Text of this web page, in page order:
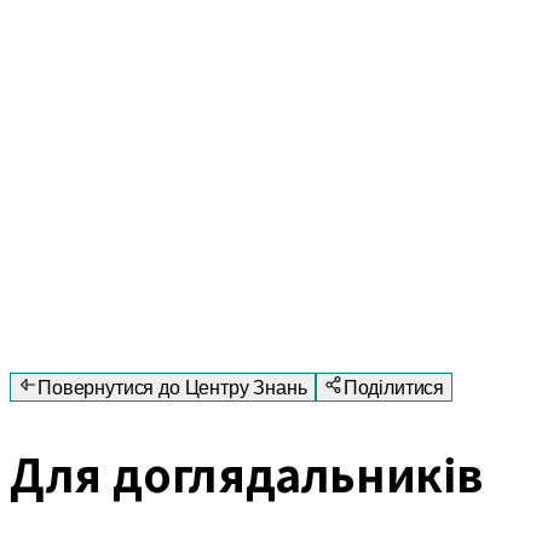
Повернутися до Центру Знань Поділитися
Для доглядальників